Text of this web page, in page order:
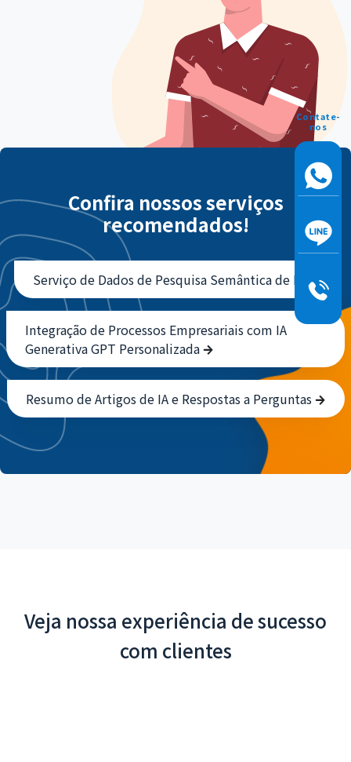
Confira nossos serviços
recomendados!
Serviço de Dados de Pesquisa Semântica de IA
Integração de Processos Empresariais com IA
Generativa GPT Personalizada
Resumo de Artigos de IA e Respostas a Perguntas
Veja nossa experiência de sucesso
com clientes
Contate-
nos